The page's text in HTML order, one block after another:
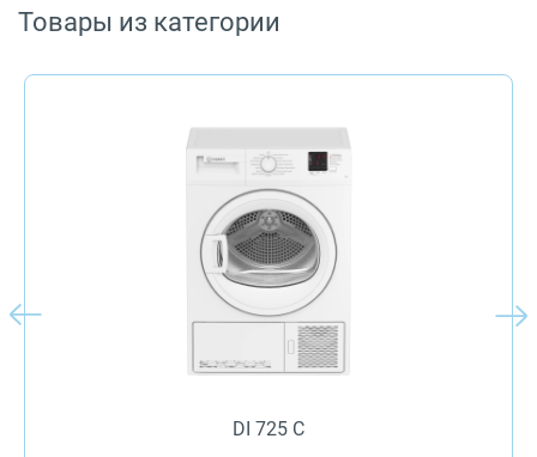
Товары из категории
DI 725 C